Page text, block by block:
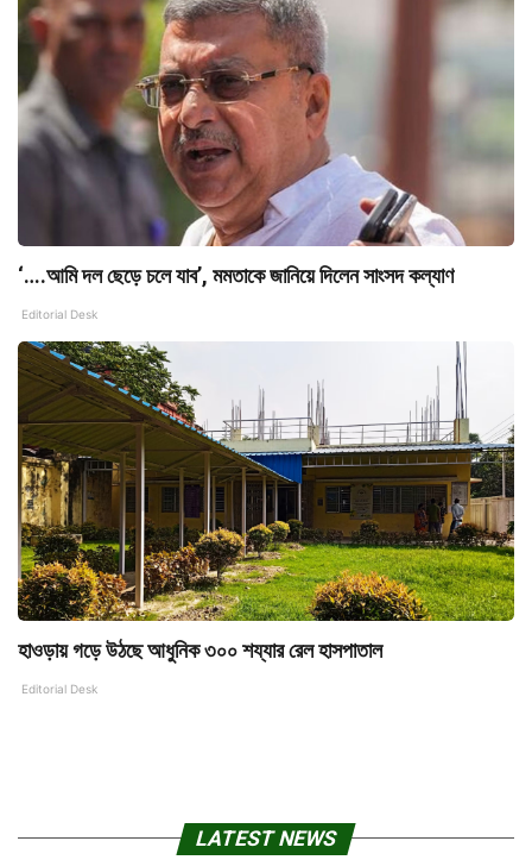
‘….আমি দল ছেড়ে চলে যাব’, মমতাকে জানিয়ে দিলেন সাংসদ কল্যাণ
Editorial Desk
হাওড়ায় গড়ে উঠছে আধুনিক ৩০০ শয্যার রেল হাসপাতাল
Editorial Desk
LATEST NEWS